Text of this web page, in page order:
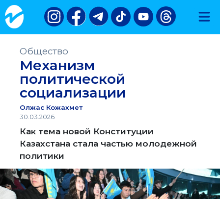
Общество
Механизм
политической
социализации
Олжас Кожахмет
30.03.2026
Как тема новой Конституции
Казахстана стала частью молодежной
политики